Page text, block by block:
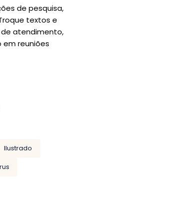
de pesquisa,
textos e
de atendimento,
reuniões
Ilustrado